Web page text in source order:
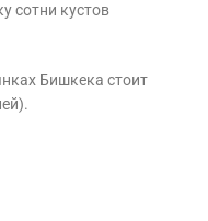
сотни кустов
Бишкека стоит